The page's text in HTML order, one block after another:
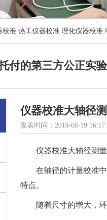
校准 热工仪器校准 理化仪器校准
付的第三方公正实
仪器校准大轴径
发表时间：2019-08-19
仪器校准大轴径测
在轴径的计量校准
特点。
随着尺寸的增大，